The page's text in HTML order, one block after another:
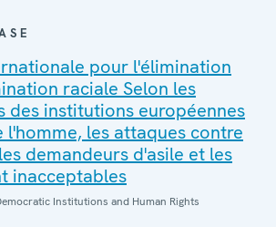
pour l'élimination
raciale Selon les
des institutions européennes
l'homme, les attaques contre
demandeurs d'asile et les
inacceptables
Institutions and Human Rights